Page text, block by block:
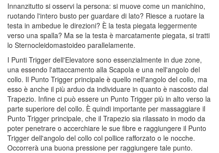
Innanzitutto si osservi la persona: si muove come un manichino,
ruotando l'intero busto per guardare di lato? Riesce a ruotare la
testa in ambedue le direzioni? È la testa piegata leggermente
verso una spalla? Ma se la testa è marcatamente piegata, si tratti
lo Sternocleidomastoideo parallelamente.
I Punti Trigger dell'Elevatore sono essenzialmente in due zone,
una essendo l'attaccamento alla Scapola e una nell'angolo del
collo. Il Punto Trigger principale è quello nell'angolo del collo, ma
esso è anche il più arduo da individuare in quanto è nascosto dal
Trapezio. Infine ci può essere un Punto Trigger più in alto verso la
parte superiore del collo. È quindi importante per massaggiare il
Punto Trigger principale, che il Trapezio sia rilassato in modo da
poter penetrare o accerchiare le sue fibre e raggiungere il Punto
Trigger dell'angolo del collo col pollice rafforzato o le nocche.
Occorrerà una buona pressione per raggiungere tale punto.